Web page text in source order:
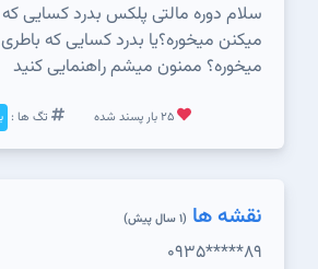
سلام دوره مالتی پلکس بدرد کسایی که
میکنن میخوره؟یا بدرد کسایی که
میخوره؟ ممنون میشم راهنمایی کنید
25 بار پسند شده تگ ها :
نقشه ها (1 سال پیش)
0935*****89